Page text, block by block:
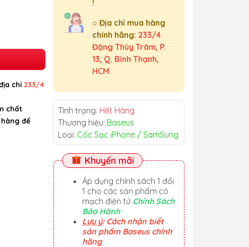
chỉ 233/4
chất
để
!
○ Địa chỉ mua hàng
chính hãng: 233/4
Đặng Thùy Trâm, P.
13, Q. Bình Thạnh,
HCM
Tình trạng: Hết Hàng
Thương hiệu: Baseus
Loại: Cốc Sạc iPhone / SamSung
Khuyến mãi
Áp dụng chính sách 1 đổi
1 cho các sản phẩm có
mạch điện tử Chính Sách
Bảo Hành
Lưu ý: Cách nhận biết
sản phẩm Baseus chính
hãng